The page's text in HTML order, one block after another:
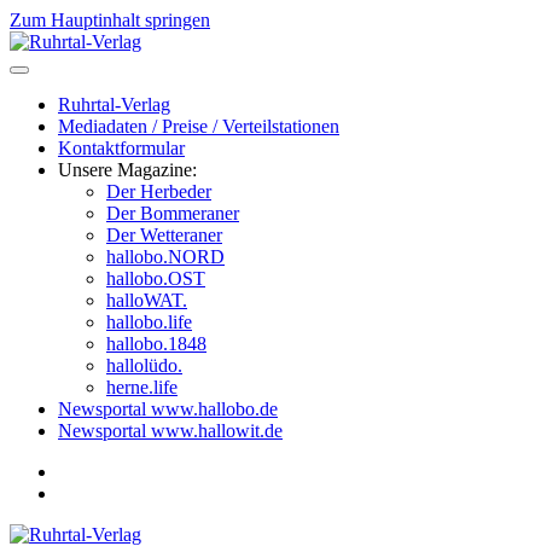
Zum Hauptinhalt springen
Ruhrtal-Verlag
Mediadaten / Preise / Verteilstationen
Kontaktformular
Unsere Magazine:
Der Herbeder
Der Bommeraner
Der Wetteraner
hallobo.NORD
hallobo.OST
halloWAT.
hallobo.life
hallobo.1848
hallolüdo.
herne.life
Newsportal www.hallobo.de
Newsportal www.hallowit.de